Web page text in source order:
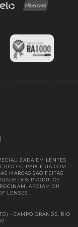
EM LENTES
OU PARCERIA COM
MARCAS SÃO FEITAS
DOS PRODUTOS.
APOIAM OU
LENSES.
- CAMPO GRANDE, RIO